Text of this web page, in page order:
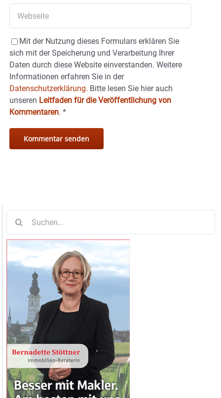
Mit der Nutzung dieses Formulars erklären Sie
sich mit der Speicherung und Verarbeitung Ihrer
Daten durch diese Website einverstanden. Weitere
Informationen erfahren Sie in der
Datenschutzerklärung. Bitte lesen Sie hier auch
unseren Leitfaden für die Veröffentlichung von
Kommentaren. *
nach: